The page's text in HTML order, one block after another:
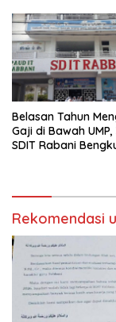
Belasan Tahun
Gaji di Bawah UMP,
SDIT Rabani
Rekomendasi